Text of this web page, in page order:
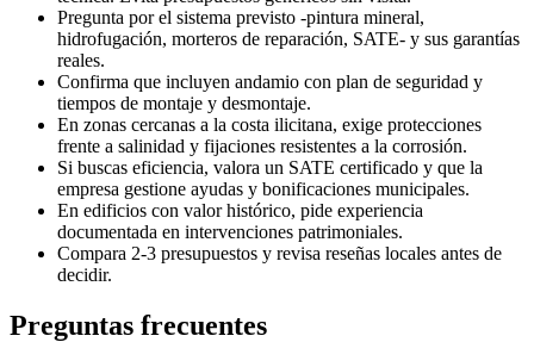
Pregunta por el sistema previsto -pintura mineral,
hidrofugación, morteros de reparación, SATE- y sus garantías
reales.
Confirma que incluyen andamio con plan de seguridad y
tiempos de montaje y desmontaje.
En zonas cercanas a la costa ilicitana, exige protecciones
frente a salinidad y fijaciones resistentes a la corrosión.
Si buscas eficiencia, valora un SATE certificado y que la
empresa gestione ayudas y bonificaciones municipales.
En edificios con valor histórico, pide experiencia
documentada en intervenciones patrimoniales.
Compara 2-3 presupuestos y revisa reseñas locales antes de
decidir.
Preguntas frecuentes